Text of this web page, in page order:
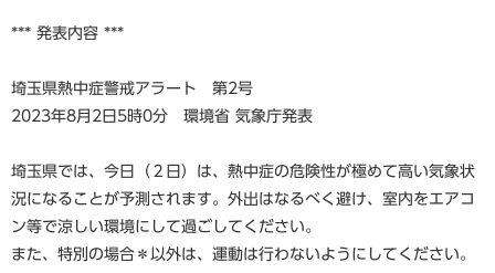
*** 発表内容 ***
埼玉県熱中症警戒アラート 第2号
2023年8月2日5時0分 環境省 気象庁発表
埼玉県では、今日（２日）は、熱中症の危険性が極めて高い気象状
況になることが予測されます。外出はなるべく避け、室内をエアコ
ン等で涼しい環境にして過ごしてください。
また、特別の場合＊以外は、運動は行わないようにしてください。